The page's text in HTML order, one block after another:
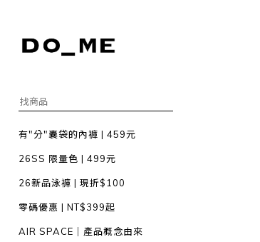
有"分"囊袋的內褲 | 459元
26SS 限量色 | 499元
26新品泳褲 | 現折$100
零碼優惠 | NT$399起
AIR SPACE｜產品概念由來